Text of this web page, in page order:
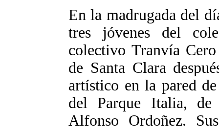
En la madrugada del
tres jóvenes del
colectivo Tranvía
de Santa Clara
artístico en la pared
del Parque Italia, de
Alfonso Ordoñez.